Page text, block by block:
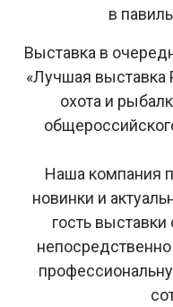
в
Выставка в
«Лучшая выставка
охота и
Наша компания
новинки и
гость выставки
непосредственно